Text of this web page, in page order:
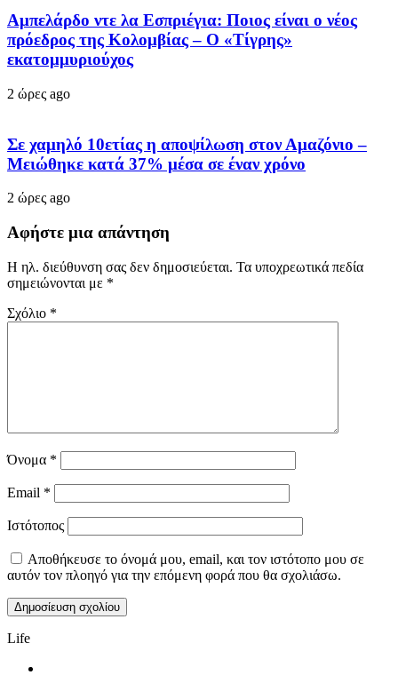
Αμπελάρδο ντε λα Εσπριέγια: Ποιος είναι ο νέος
πρόεδρος της Κολομβίας – Ο «Τίγρης»
εκατομμυριούχος
2 ώρες ago
Σε χαμηλό 10ετίας η αποψίλωση στον Αμαζόνιο –
Μειώθηκε κατά 37% μέσα σε έναν χρόνο
2 ώρες ago
Αφήστε μια απάντηση
Η ηλ. διεύθυνση σας δεν δημοσιεύεται. Τα υποχρεωτικά πεδία
σημειώνονται με *
Σχόλιο *
Όνομα *
Email *
Ιστότοπος
Αποθήκευσε το όνομά μου, email, και τον ιστότοπο μου σε
αυτόν τον πλοηγό για την επόμενη φορά που θα σχολιάσω.
Life